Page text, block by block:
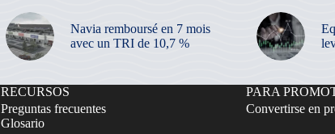
Navia remboursé en 7 mois
avec un TRI de 10,7 %
RECURSOS
Preguntas frecuentes
Glosario
PARA
Convertirse en